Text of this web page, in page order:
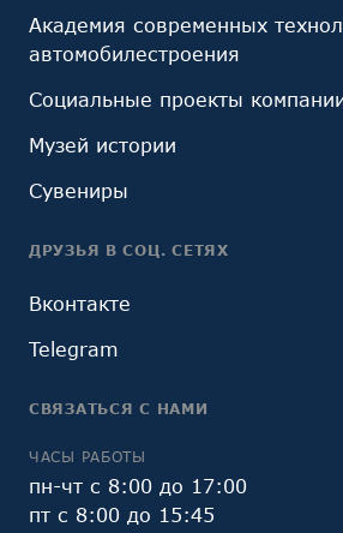
Академия современных
автомобилестроения
Социальные проекты
Музей истории
Сувениры
ДРУЗЬЯ В СОЦ. СЕТЯХ
Вконтакте
Telegram
СВЯЗАТЬСЯ С НАМИ
ЧАСЫ РАБОТЫ
пн-чт с 8:00 до 17:00
пт с 8:00 до 15:45